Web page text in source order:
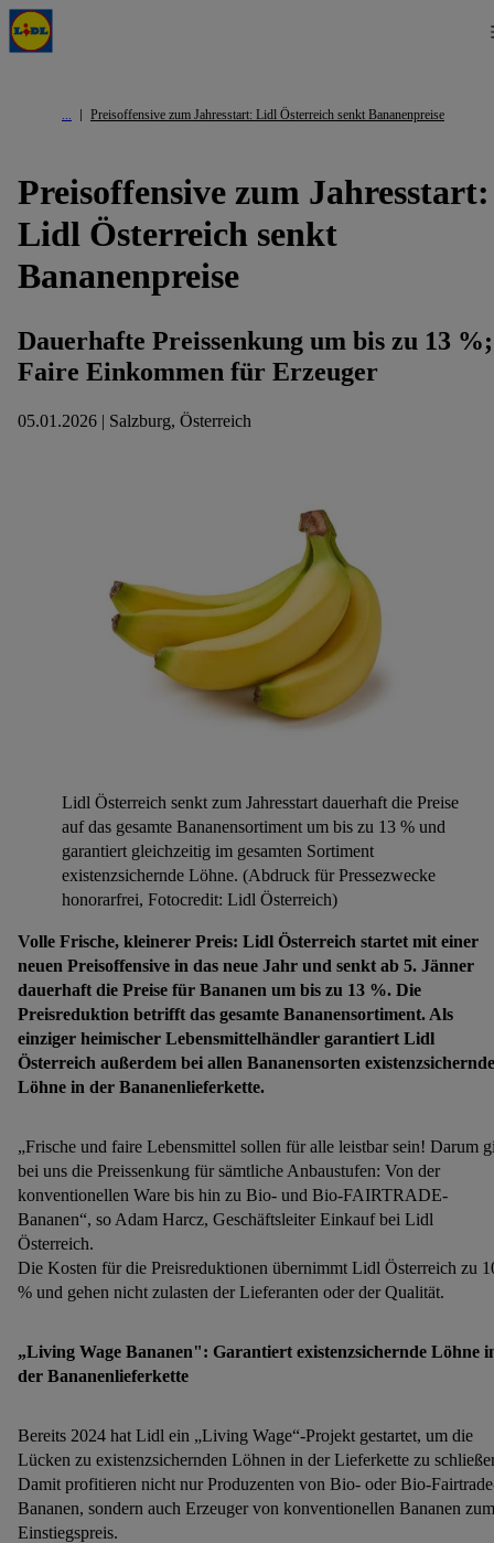
Preisoffensive zum Jahresstart: Lidl Österreich senkt Bananenpreise
Preisoffensive zum Jahresstart:
Lidl Österreich senkt
Bananenpreise
Dauerhafte Preissenkung um bis zu 13 %;
Faire Einkommen für Erzeuger
05.01.2026 | Salzburg, Österreich
Lidl Österreich senkt zum Jahresstart dauerhaft die Preise
auf das gesamte Bananensortiment um bis zu 13 % und
garantiert gleichzeitig im gesamten Sortiment
existenzsichernde Löhne. (Abdruck für Pressezwecke
honorarfrei, Fotocredit: Lidl Österreich)
Volle Frische, kleinerer Preis: Lidl Österreich startet mit einer
neuen Preisoffensive in das neue Jahr und senkt ab 5. Jänner
dauerhaft die Preise für Bananen um bis zu 13 %. Die
Preisreduktion betrifft das gesamte Bananensortiment. Als
einziger heimischer Lebensmittelhändler garantiert Lidl
Österreich außerdem bei allen Bananensorten existenzsichernde
Löhne in der Bananenlieferkette.
„Frische und faire Lebensmittel sollen für alle leistbar sein! Darum
bei uns die Preissenkung für sämtliche Anbaustufen: Von der
konventionellen Ware bis hin zu Bio- und Bio-FAIRTRADE-
Bananen“, so Adam Harcz, Geschäftsleiter Einkauf bei Lidl
Österreich.
Die Kosten für die Preisreduktionen übernimmt Lidl Österreich zu
% und gehen nicht zulasten der Lieferanten oder der Qualität.
„Living Wage Bananen": Garantiert existenzsichernde Löhne
der Bananenlieferkette
Bereits 2024 hat Lidl ein „Living Wage“-Projekt gestartet, um die
Lücken zu existenzsichernden Löhnen in der Lieferkette zu
Damit profitieren nicht nur Produzenten von Bio- oder Bio-
Bananen, sondern auch Erzeuger von konventionellen Bananen zum
Einstiegspreis.